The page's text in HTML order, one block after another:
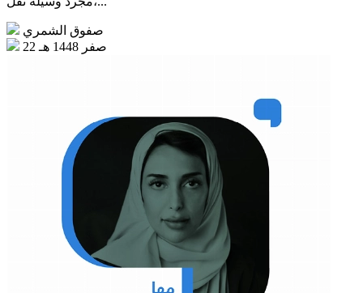
صفوق الشمري
22 صفر 1448 هـ